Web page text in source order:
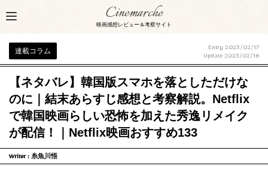
Cinemarche
映画感想レビュー＆考察サイト
連載コラム
Entry 2023/02/17
Update 2023/02/18
【ネタバレ】韓国版スマホを落としただけな
のに｜結末あらすじ感想と考察解説。Netflix
で韓国映画らしい恐怖を加えた秀逸リメイク
が配信！｜Netflix映画おすすめ133
Writer : 糸魚川悟